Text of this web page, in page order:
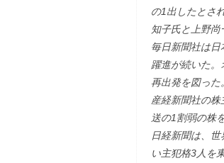
の1出したとさ
知子氏と上野尚
毎日新聞社は
躍進が続いた
再出発を図った
産経新聞社の
送の1割弱の株
日経新聞は、
い主犯格3人を